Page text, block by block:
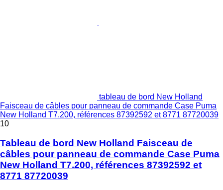
tableau de bord New Holland
Faisceau de câbles pour panneau de commande Case Puma
New Holland T7.200, références 87392592 et 8771 87720039
10
Tableau de bord New Holland Faisceau de
câbles pour panneau de commande Case Puma
New Holland T7.200, références 87392592 et
8771 87720039